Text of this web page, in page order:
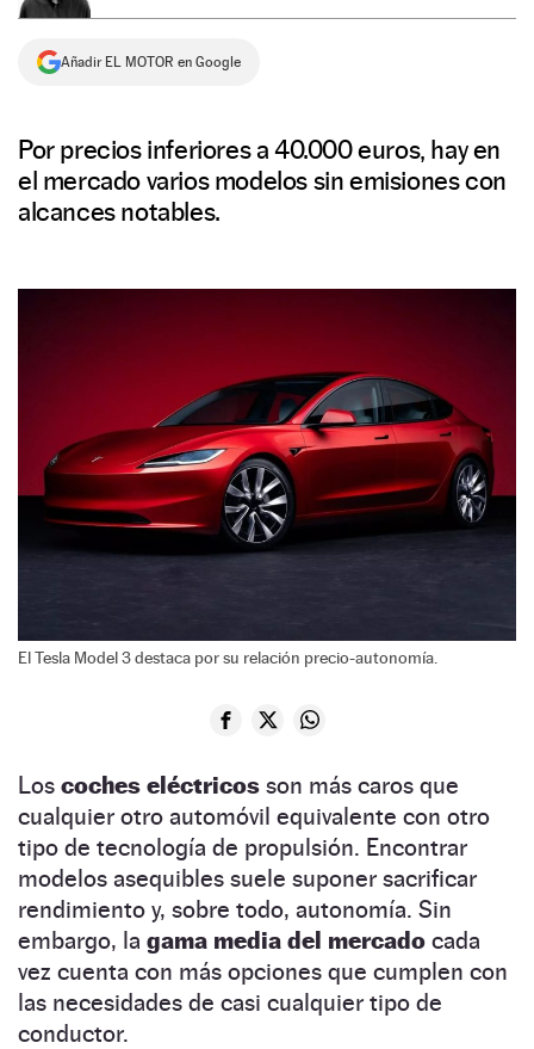
Añadir EL MOTOR en Google
Por precios inferiores a 40.000 euros, hay en
el mercado varios modelos sin emisiones con
alcances notables.
El Tesla Model 3 destaca por su relación precio-autonomía.
Los coches eléctricos son más caros que
cualquier otro automóvil equivalente con otro
tipo de tecnología de propulsión. Encontrar
modelos asequibles suele suponer sacrificar
rendimiento y, sobre todo, autonomía. Sin
embargo, la gama media del mercado cada
vez cuenta con más opciones que cumplen con
las necesidades de casi cualquier tipo de
conductor.